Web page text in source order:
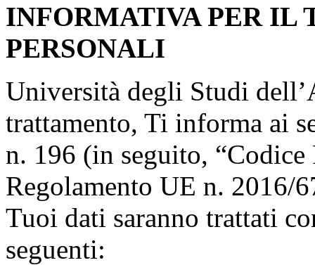
INFORMATIVA PER IL
PERSONALI
Università degli Studi
trattamento, Ti informa ai
n. 196 (in seguito, “Codice
Regolamento UE n. 2016/
Tuoi dati saranno trattati
seguenti: